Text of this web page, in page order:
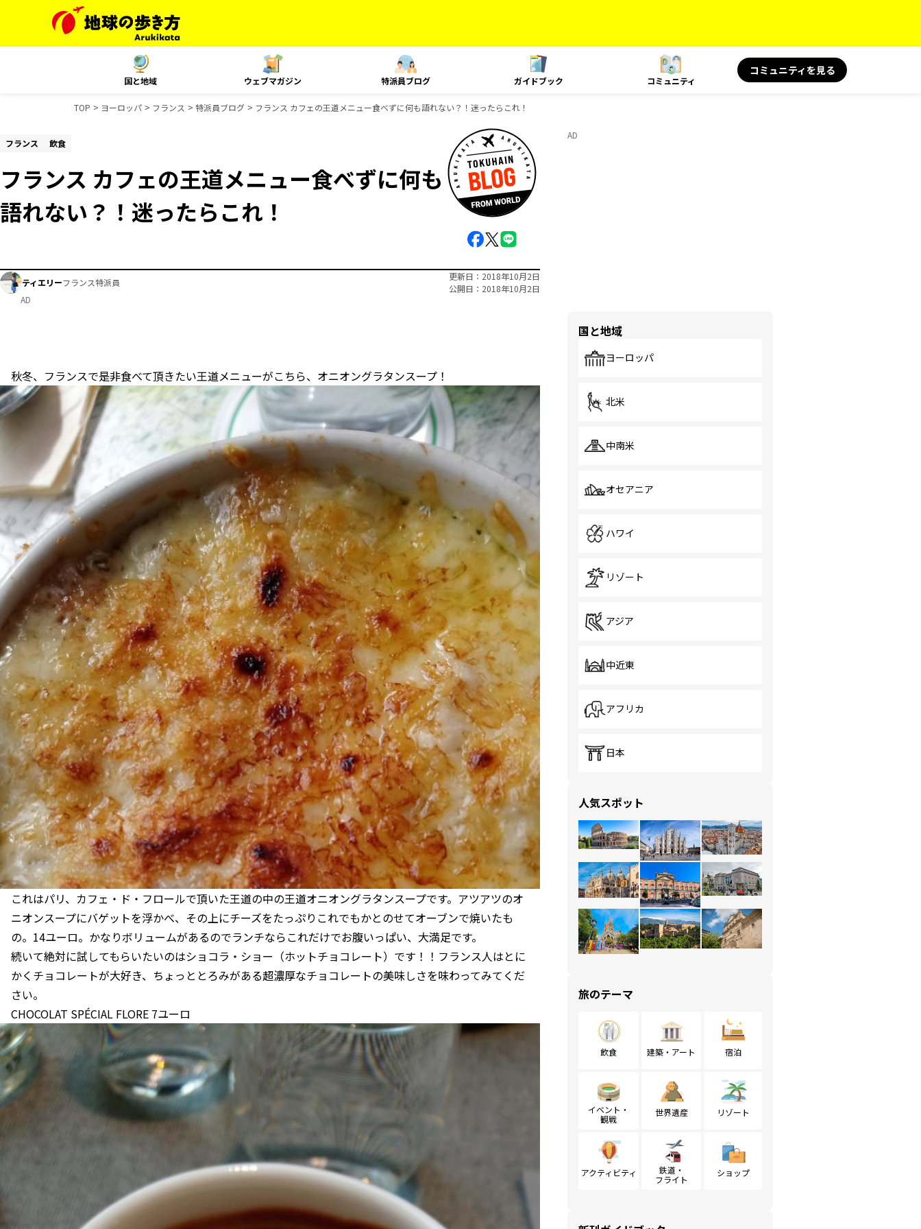
国と地域 ウェブマガジン 特派員ブログ ガイドブック コミュニティ
コミュニティを見る
TOP ヨーロッパ フランス 特派員ブログ フランス カフェの王道メニュー食べずに何も語れない？！迷ったらこれ！
フランス 飲食
フランス カフェの王道メニュー食べずに何も
語れない？！迷ったらこれ！
ティエリーフランス特派員
更新日
2018年10月2日
公開日
2018年10月2日
AD
秋冬、フランスで是非食べて頂きたい王道メニューがこちら、オニオングラタンスープ！
これはパリ、カフェ・ド・フロールで頂いた王道の中の王道オニオングラタンスープです。アツアツのオ
ニオンスープにバゲットを浮かべ、その上にチーズをたっぷりこれでもかとのせてオーブンで焼いたも
の。14ユーロ。かなりボリュームがあるのでランチならこれだけでお腹いっぱい、大満足です。
続いて絶対に試してもらいたいのはショコラ・ショー（ホットチョコレート）です！！フランス人はとに
かくチョコレートが大好き、ちょっととろみがある超濃厚なチョコレートの美味しさを味わってみてくだ
さい。
CHOCOLAT SPÉCIAL FLORE 7ユーロ
AD
国と地域
ヨーロッパ
北米
中南米
オセアニア
ハワイ
リゾート
アジア
中近東
アフリカ
日本
人気スポット
旅のテーマ
飲食 建築・アート 宿泊
イベント・
観戦
世界遺産 リゾート
アクティビティ
鉄道・
フライト
ショップ